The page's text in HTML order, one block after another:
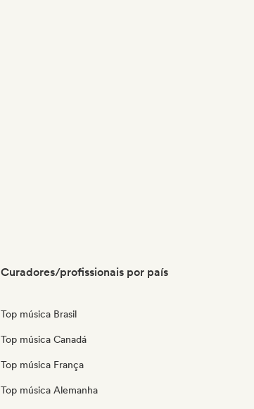
Curadores/profissionais por país
Top música Brasil
Top música Canadá
Top música França
Top música Alemanha